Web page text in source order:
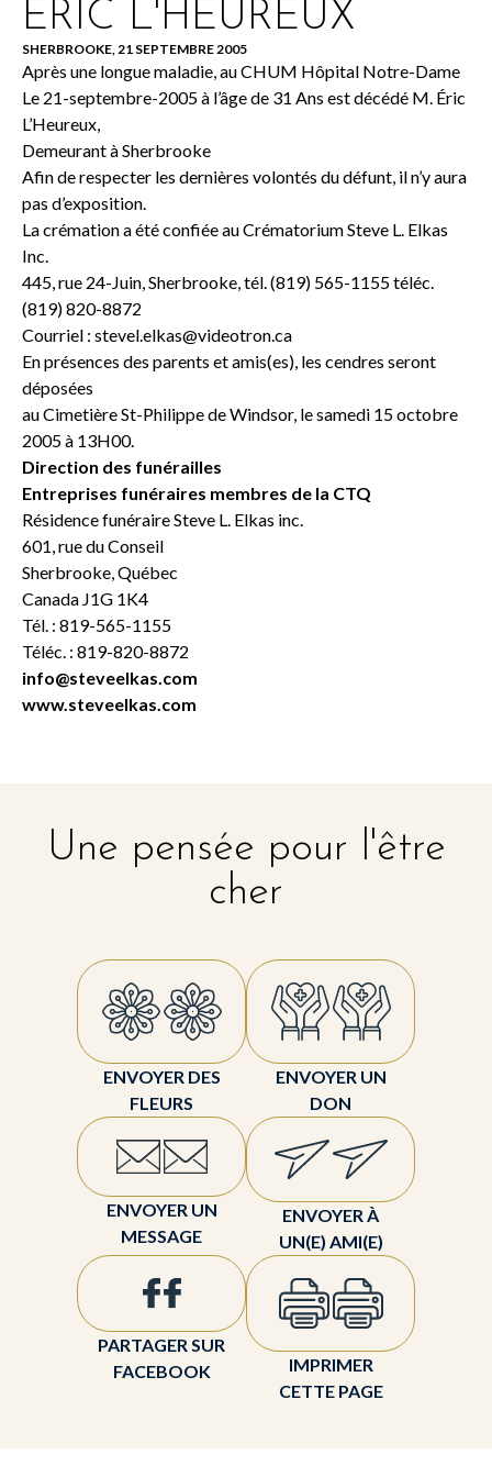
ÉRIC L'HEUREUX
SHERBROOKE, 21 SEPTEMBRE 2005
Après une longue maladie, au CHUM Hôpital Notre-Dame
Le 21-septembre-2005 à l’âge de 31 Ans est décédé M. Éric
L’Heureux,
Demeurant à Sherbrooke
Afin de respecter les dernières volontés du défunt, il n’y aura
pas d’exposition.
La crémation a été confiée au Crématorium Steve L. Elkas
Inc.
445, rue 24-Juin, Sherbrooke, tél. (819) 565-1155 téléc.
(819) 820-8872
Courriel : stevel.elkas@videotron.ca
En présences des parents et amis(es), les cendres seront
déposées
au Cimetière St-Philippe de Windsor, le samedi 15 octobre
2005 à 13H00.
Direction des funérailles
Entreprises funéraires membres de la CTQ
Résidence funéraire Steve L. Elkas inc.
601, rue du Conseil
Sherbrooke, Québec
Canada J1G 1K4
Tél. : 819-565-1155
Téléc. : 819-820-8872
info@steveelkas.com
www.steveelkas.com
Une pensée pour l'être
cher
ENVOYER DES
FLEURS
ENVOYER UN
DON
ENVOYER UN
MESSAGE
ENVOYER À
UN(E) AMI(E)
PARTAGER SUR
FACEBOOK
IMPRIMER
CETTE PAGE